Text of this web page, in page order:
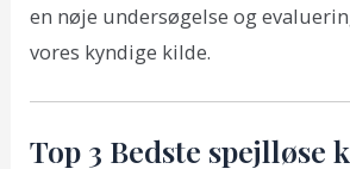
en nøje undersøgelse og
vores kyndige kilde.
Top 3 Bedste spejlløse